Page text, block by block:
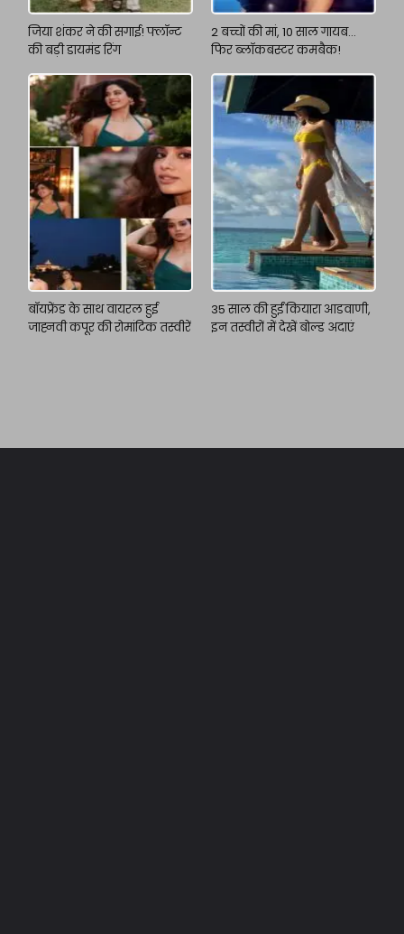
जिया शंकर ने की सगाई! फ्लॉन्ट
की बड़ी डायमंड रिंग
2 बच्चों की मां, 10 साल गायब…
फिर ब्लॉकबस्टर कमबैक!
बॉयफ्रेंड के साथ वायरल हुई
जाह्नवी कपूर की रोमांटिक तस्वीरें
35 साल की हुईं कियारा आडवाणी,
इन तस्वीरों में देखें बोल्ड अदाएं